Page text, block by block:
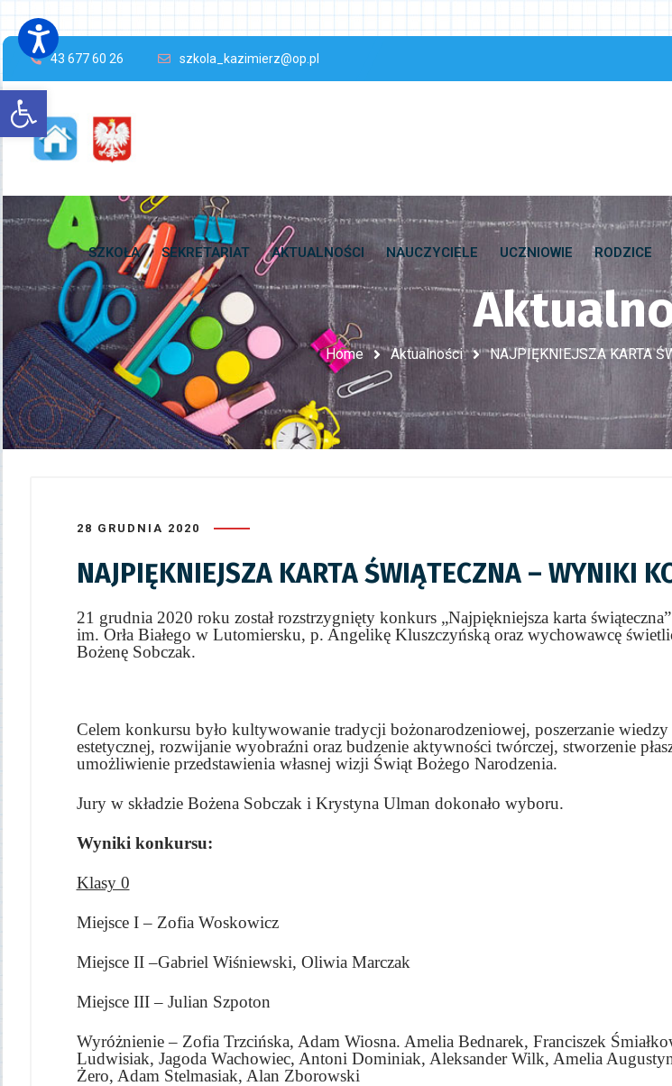
Open toolbar
43 677 60 26 szkola_kazimierz@op.pl
SZKOŁA SEKRETARIAT AKTUALNOŚCI NAUCZYCIELE UCZNIOWIE RODZICE
Home Aktualności NAJPIĘKNIEJSZA KARTA
28 GRUDNIA 2020
NAJPIĘKNIEJSZA KARTA ŚWIĄTECZNA – WYNIKI
21 grudnia 2020 roku został rozstrzygnięty konkurs „Najpiękniejsza karta
im. Orła Białego w Lutomiersku, p. Angelikę Kluszczyńską oraz wychowawcę
Bożenę Sobczak.
Celem konkursu było kultywowanie tradycji bożonarodzeniowej, poszerzanie
estetycznej, rozwijanie wyobraźni oraz budzenie aktywności twórczej, stworzenie
umożliwienie przedstawienia własnej wizji Świąt Bożego Narodzenia.
Jury w składzie Bożena Sobczak i Krystyna Ulman dokonało wyboru.
Wyniki konkursu:
Klasy 0
Miejsce I – Zofia Woskowicz
Miejsce II –Gabriel Wiśniewski, Oliwia Marczak
Miejsce III – Julian Szpoton
Wyróżnienie – Zofia Trzcińska, Adam Wiosna. Amelia Bednarek, Franciszek
Ludwisiak, Jagoda Wachowiec, Antoni Dominiak, Aleksander Wilk, Amelia
Żero, Adam Stelmasiak, Alan Zborowski